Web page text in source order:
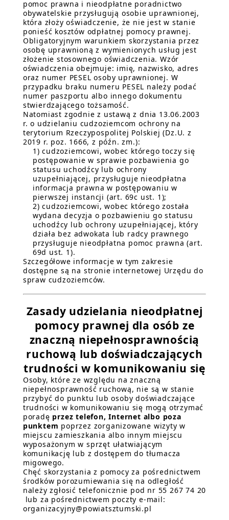
pomoc prawna i nieodpłatne poradnictwo
obywatelskie przysługują osobie uprawnionej,
która złoży oświadczenie, że nie jest w stanie
ponieść kosztów odpłatnej pomocy prawnej.
Obligatoryjnym warunkiem skorzystania przez
osobę uprawnioną z wymienionych usług jest
złożenie stosownego oświadczenia. Wzór
oświadczenia obejmuje: imię, nazwisko, adres
oraz numer PESEL osoby uprawnionej. W
przypadku braku numeru PESEL należy podać
numer paszportu albo innego dokumentu
stwierdzającego tożsamość.
Natomiast zgodnie z ustawą z dnia 13.06.2003
r. o udzielaniu cudzoziemcom ochrony na
terytorium Rzeczypospolitej Polskiej (Dz.U. z
2019 r. poz. 1666, z późn. zm.):
1) cudzoziemcowi, wobec którego toczy się
postępowanie w sprawie pozbawienia go
statusu uchodźcy lub ochrony
uzupełniającej, przysługuje nieodpłatna
informacja prawna w postępowaniu w
pierwszej instancji (art. 69c ust. 1);
2) cudzoziemcowi, wobec którego została
wydana decyzja o pozbawieniu go statusu
uchodźcy lub ochrony uzupełniającej, który
działa bez adwokata lub radcy prawnego
przysługuje nieodpłatna pomoc prawna (art.
69d ust. 1).
Szczegółowe informacje w tym zakresie
dostępne są na stronie internetowej Urzędu do
spraw cudzoziemców.
Zasady udzielania nieodpłatnej
pomocy prawnej dla osób ze
znaczną niepełnosprawnością
ruchową lub doświadczających
trudności w komunikowaniu się
Osoby, które ze względu na znaczną
niepełnosprawność ruchową, nie są w stanie
przybyć do punktu lub osoby doświadczające
trudności w komunikowaniu się mogą otrzymać
poradę przez telefon, Internet albo poza
punktem poprzez zorganizowane wizyty w
miejscu zamieszkania albo innym miejscu
wyposażonym w sprzęt ułatwiającym
komunikację lub z dostępem do tłumacza
migowego.
Chęć skorzystania z pomocy za pośrednictwem
środków porozumiewania się na odległość
należy zgłosić telefonicznie pod nr 55 267 74 20
lub za pośrednictwem poczty e-mail:
organizacyjny@powiatsztumski.pl